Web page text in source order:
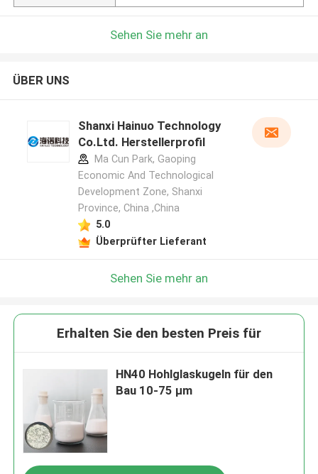
Sehen Sie mehr an
ÜBER UNS
Shanxi Hainuo Technology
Co.Ltd. Herstellerprofil
Ma Cun Park, Gaoping
Economic And Technological
Development Zone, Shanxi
Province, China ,China
5.0
Überprüfter Lieferant
Sehen Sie mehr an
Erhalten Sie den besten Preis für
HN40 Hohlglaskugeln für den
Bau 10-75 µm